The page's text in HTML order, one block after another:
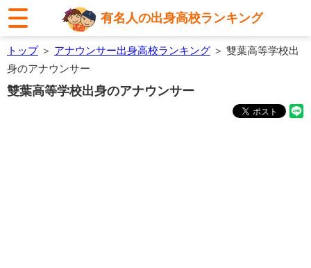
有名人の出身高校ランキング
トップ＞ アナウンサー出身高校ランキング ＞ 雙葉高等学校出
身のアナウンサー
雙葉高等学校出身のアナウンサー